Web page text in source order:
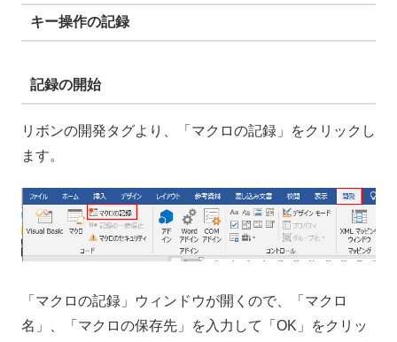
キー操作の記録
記録の開始
リボンの開発タグより、「マクロの記録」をクリックし
ます。
「マクロの記録」ウィンドウが開くので、「マクロ
名」、「マクロの保存先」を入力して「OK」をクリッ